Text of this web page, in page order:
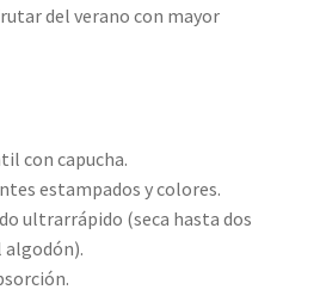
del verano con mayor
con capucha.
estampados y colores.
ultrarrápido (seca hasta dos
algodón).